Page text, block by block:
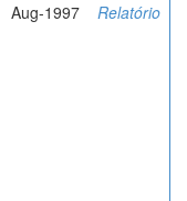
Aug-1997 Relatório